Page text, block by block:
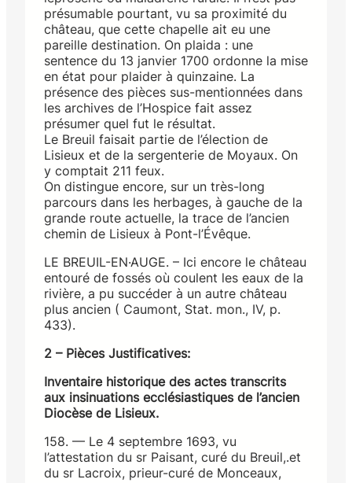
présumable pourtant, vu sa proximité du
château, que cette chapelle ait eu une
pareille destination. On plaida : une
sentence du 13 janvier 1700 ordonne la mise
en état pour plaider à quinzaine. La
présence des pièces sus-mentionnées dans
les archives de l’Hospice fait assez
présumer quel fut le résultat.
Le Breuil faisait partie de l’élection de
Lisieux et de la sergenterie de Moyaux. On
y comptait 211 feux.
On distingue encore, sur un très-long
parcours dans les herbages, à gauche de la
grande route actuelle, la trace de l’ancien
chemin de Lisieux à Pont-l’Évêque.
LE BREUIL-EN·AUGE. – Ici encore le château
entouré de fossés où coulent les eaux de la
rivière, a pu succéder à un autre château
plus ancien ( Caumont, Stat. mon., IV, p.
433).
2 – Pièces Justificatives:
Inventaire historique des actes transcrits
aux insinuations ecclésiastiques de l’ancien
Diocèse de Lisieux.
158. — Le 4 septembre 1693, vu
l’attestation du sr Paisant, curé du Breuil,.et
du sr Lacroix, prieur-curé de Monceaux,